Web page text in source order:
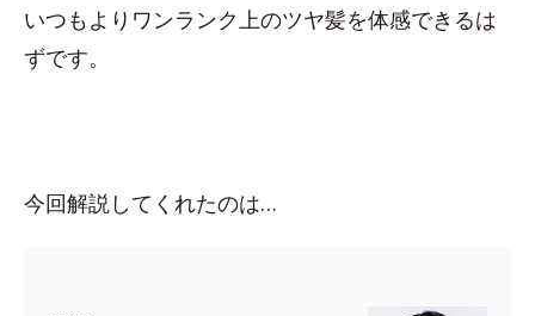
いつもよりワンランク上のツヤ髪を体感できるは
ずです。
今回解説してくれたのは…